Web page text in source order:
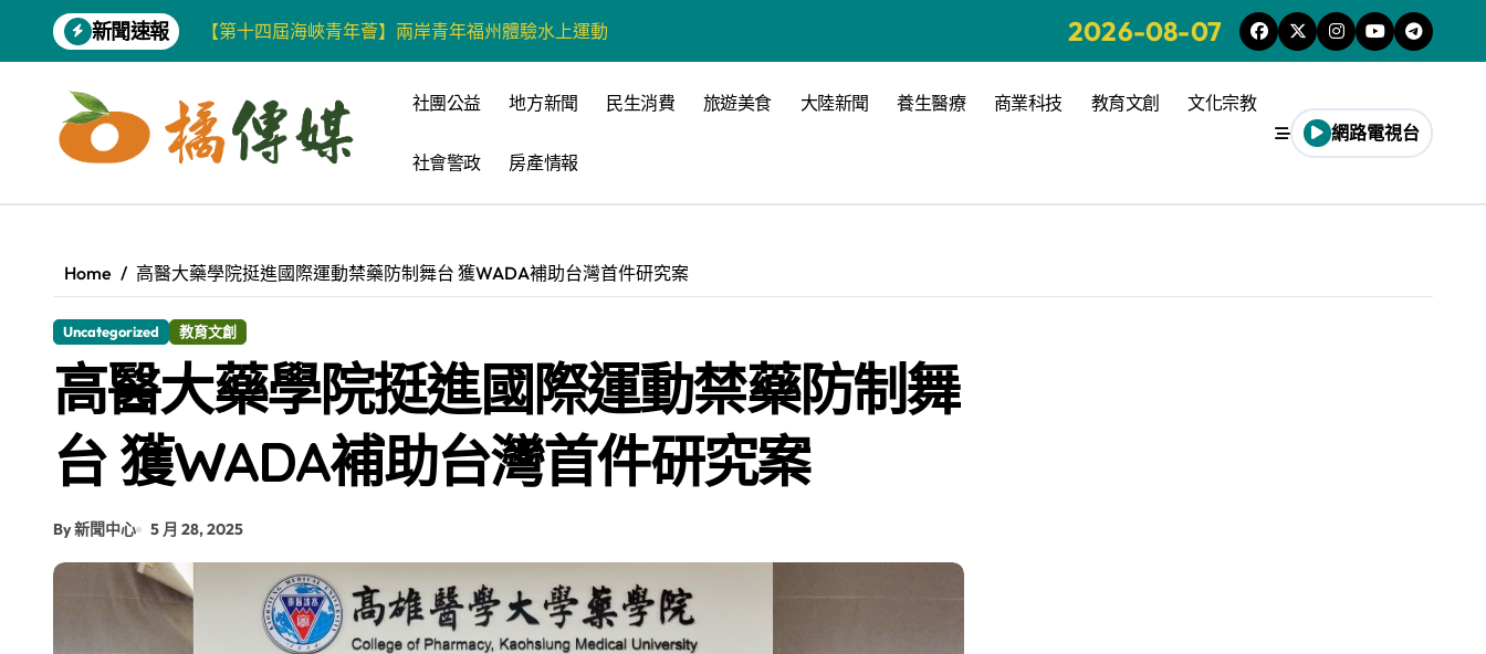
content
新聞速報
【第十四屆海峽青年薈】兩岸青年福州體驗水上運動
兩岸青年齊聚福州共話農文旅融合發展
藍綠市長參選人對無人載具條例互批 柯志恩：國民黨版才是「國防+產業」務實版
爭取原住民選票 柯志恩提原民5大政策 打造城鄉共好高雄
港都文藝學會首辦蓮池潭文學營 支持高雄文學再出發
高科大機電系與日本愛媛大學跨校合作 並感謝世豐螺絲捐助獎學金
《讀者》8月號新聞焦點 【錦瑟】
四川雅安 千年古剎雲峰寺
張老師發表「青少年家庭氣氛與心理安全感調查報告」 若遇壓力僅12%青少年會向家人傾訴
2026-08-07
社團公益 地方新聞 民生消費 旅遊美食 大陸新聞 養生醫療 商業科技 教育文創 文化宗教
社會警政 房產情報
網路電視台
Home 高醫大藥學院挺進國際運動禁藥防制舞台 獲WADA補助台灣首件研究案
Uncategorized 教育文創
高醫大藥學院挺進國際運動禁藥防制舞
台 獲WADA補助台灣首件研究案
By 新聞中心 5 月 28, 2025